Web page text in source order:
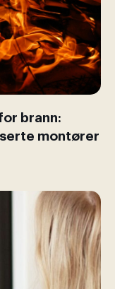
brann:
montører